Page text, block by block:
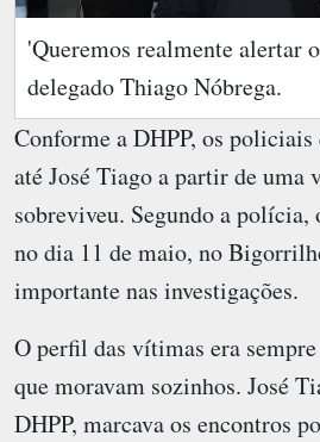
'Queremos realmente alertar
delegado Thiago Nóbrega.
Conforme a DHPP, os
até José Tiago a partir de uma
sobreviveu. Segundo a polícia,
no dia 11 de maio, no
importante nas investigações.
O perfil das vítimas era sempre
que moravam sozinhos. José
DHPP, marcava os encontros